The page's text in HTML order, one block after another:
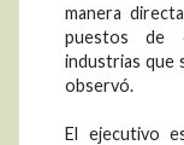
manera
puestos de
industrias que
observó.
El ejecutivo